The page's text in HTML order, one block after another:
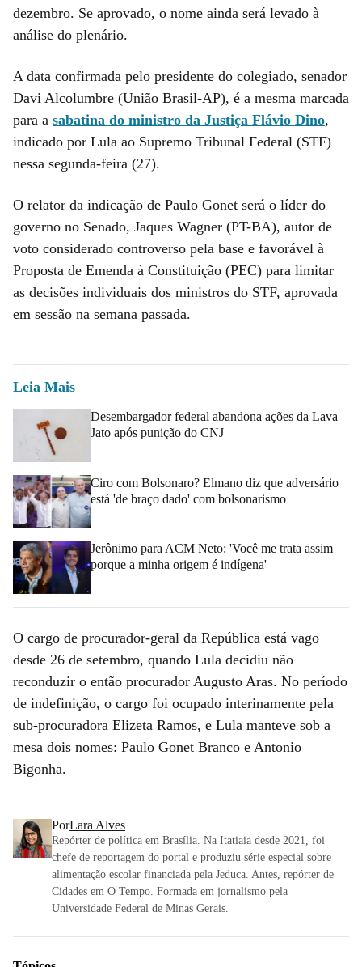
dezembro. Se aprovado, o nome ainda será levado à
análise do plenário.
A data confirmada pelo presidente do colegiado, senador
Davi Alcolumbre (União Brasil-AP), é a mesma marcada
para a sabatina do ministro da Justiça Flávio Dino,
indicado por Lula ao Supremo Tribunal Federal (STF)
nessa segunda-feira (27).
O relator da indicação de Paulo Gonet será o líder do
governo no Senado, Jaques Wagner (PT-BA), autor de
voto considerado controverso pela base e favorável à
Proposta de Emenda à Constituição (PEC) para limitar
as decisões individuais dos ministros do STF, aprovada
em sessão na semana passada.
Leia Mais
Desembargador federal abandona ações da Lava
Jato após punição do CNJ
Ciro com Bolsonaro? Elmano diz que adversário
está 'de braço dado' com bolsonarismo
Jerônimo para ACM Neto: 'Você me trata assim
porque a minha origem é indígena'
O cargo de procurador-geral da República está vago
desde 26 de setembro, quando Lula decidiu não
reconduzir o então procurador Augusto Aras. No período
de indefinição, o cargo foi ocupado interinamente pela
sub-procuradora Elizeta Ramos, e Lula manteve sob a
mesa dois nomes: Paulo Gonet Branco e Antonio
Bigonha.
PorLara Alves
Repórter de política em Brasília. Na Itatiaia desde 2021, foi
chefe de reportagem do portal e produziu série especial sobre
alimentação escolar financiada pela Jeduca. Antes, repórter de
Cidades em O Tempo. Formada em jornalismo pela
Universidade Federal de Minas Gerais.